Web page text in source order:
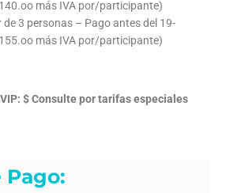
más IVA por/participante)
3 personas – Pago antes del 19-
más IVA por/participante)
$ Consulte por tarifas especiales
Pago: